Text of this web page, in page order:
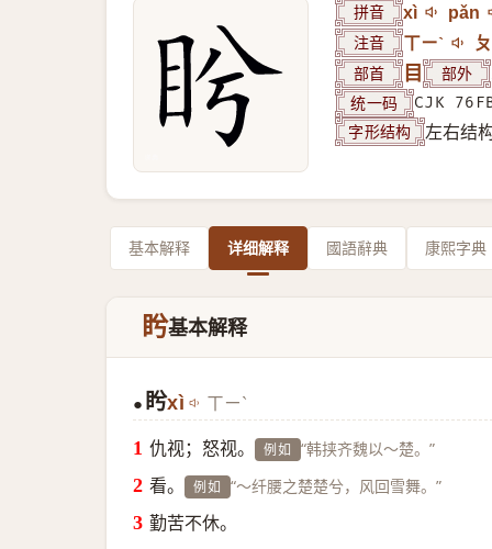
拼音 xì pǎn
注音 ㄒㄧˋ
部首 目 部外
统一码 CJK
字形结构 左右结
基本解释 详细解释 國語辭典 康熙字典
盻基本解释
● 盻xì ㄒㄧˋ
仇视；怒视。 例如 “韩挟齐魏以～楚。”
看。 例如 “～纤腰之楚楚兮，风回雪舞。”
勤苦不休。